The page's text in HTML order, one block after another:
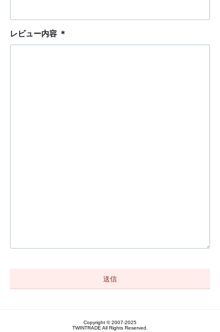
レビュー内容 ＊
Copyright © 2007-2025
TWINTRADE All Rights Reserved.